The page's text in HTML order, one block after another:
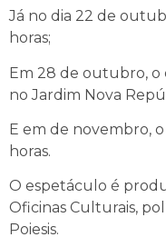
Já no dia 22 de
horas;
Em 28 de outubro, o
no Jardim Nova
E em de novembro,
horas.
O espetáculo é
Oficinas Culturais,
Poiesis.